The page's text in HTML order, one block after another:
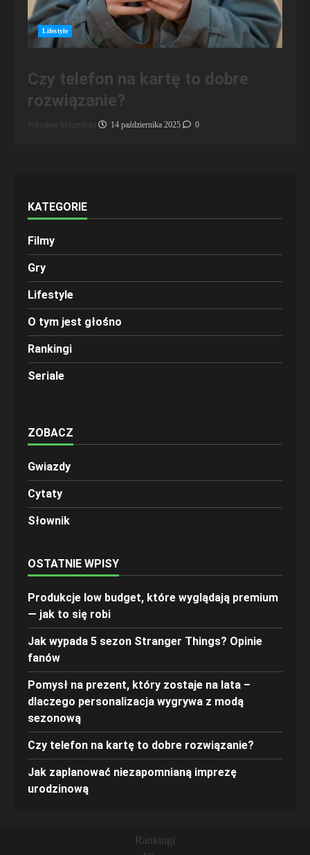
Lifestyle
Czy telefon na kartę to dobre
rozwiązanie?
Nikodem Męczyński 14 października 2025 0
KATEGORIE
Filmy
Gry
Lifestyle
O tym jest głośno
Rankingi
Seriale
ZOBACZ
Gwiazdy
Cytaty
Słownik
OSTATNIE WPISY
Produkcje low budget, które wyglądają premium
— jak to się robi
Jak wypada 5 sezon Stranger Things? Opinie
fanów
Pomysł na prezent, który zostaje na lata –
dlaczego personalizacja wygrywa z modą
sezonową
Czy telefon na kartę to dobre rozwiązanie?
Jak zaplanować niezapomnianą imprezę
urodzinową
Rankingi